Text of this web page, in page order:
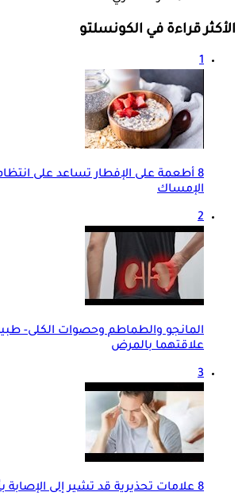
الأكثر قراءة في الكونسلتو
1
8 أطعمة على الإفطار تساعد على
الإمساك
2
المانجو والطماطم وحصوات الكلى-
علاقتهما بالمرض
3
8 علامات تحذيرية قد تشير إلى الإصابة